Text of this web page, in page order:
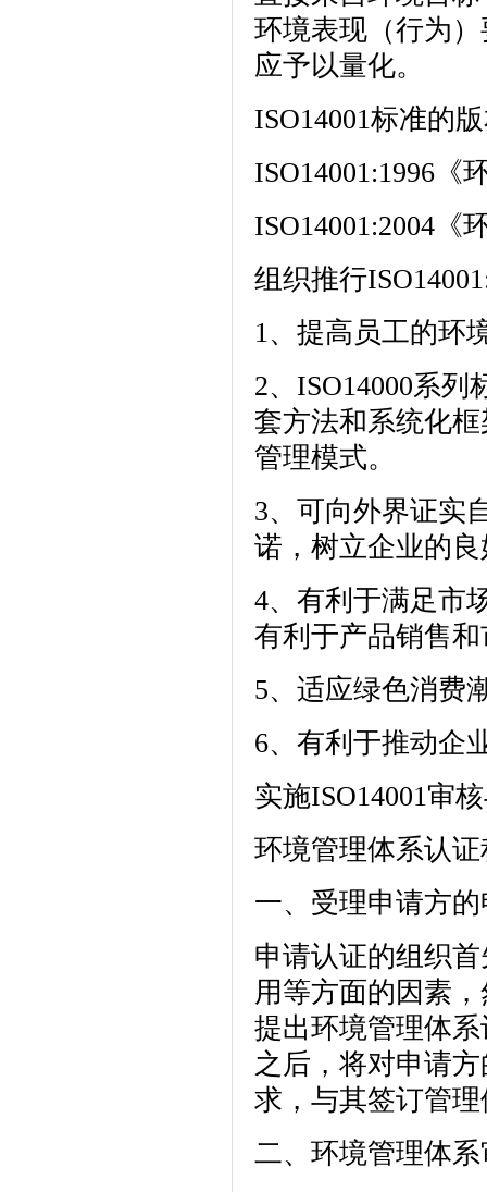
环境表现（行为
应予以量化。
ISO14001标准的
ISO14001:1996《
ISO14001:2004《
组织推行
1、提高员工的环
2、ISO14000系
套方法和系统化
管理模式。
3、可向外界证实
诺，树立企业的
4、有利于满足市
有利于产品销售
5、适应绿色消费
6、有利于推动企
实施ISO14001审
环境管理体系认
一、受理申请方
申请认证的组织
用等方面的因素
提出环境管理体
之后，将对申请
求，与其签订管
二、环境管理体